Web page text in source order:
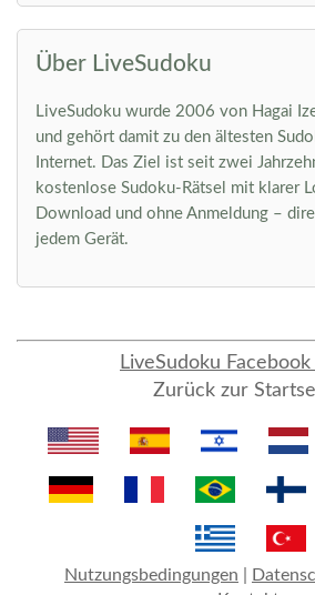
Über LiveSudoku
LiveSudoku wurde 2006 von Hagai
und gehört damit zu den ältesten
Internet. Das Ziel ist seit zwei
kostenlose Sudoku-Rätsel mit klarer
Download und ohne Anmeldung –
jedem Gerät.
LiveSudoku
Zurück zur
Nutzungsbedingungen